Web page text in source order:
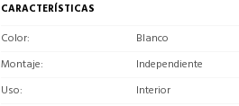
CARACTERÍSTICAS
Color
Blanco
Montaje
Independiente
Uso
Interior